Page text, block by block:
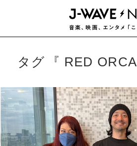
タグ RED ORCA